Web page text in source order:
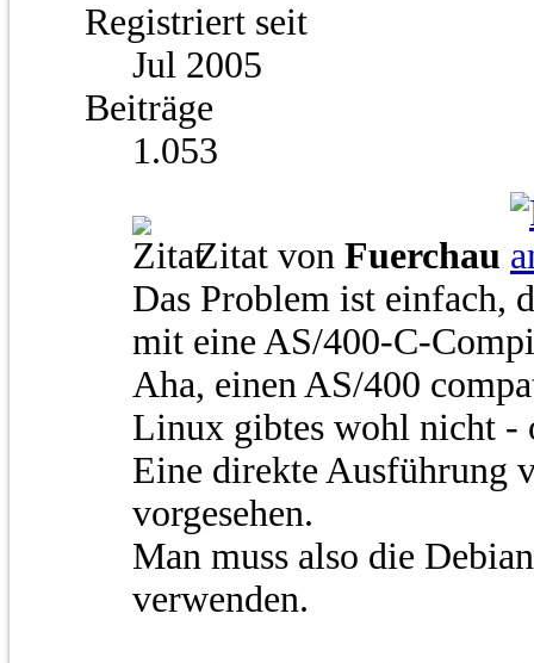
Registriert seit
Jul 2005
Beiträge
1.053
Zitat von Fuerchau
Das Problem ist einfach,
mit eine AS/400-C-
Aha, einen AS/400
Linux gibtes wohl nicht -
Eine direkte Ausführung
vorgesehen.
Man muss also die
verwenden.